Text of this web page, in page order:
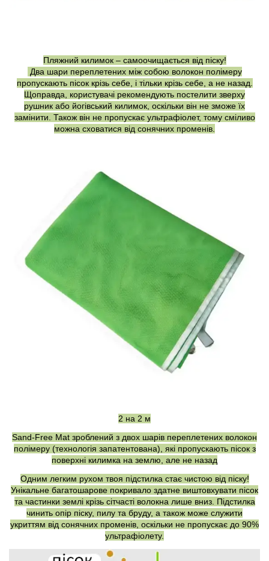
Пляжний килимок – самоочищається від піску!
Два шари переплетених між собою волокон полімеру
пропускають пісок крізь себе, і тільки крізь себе, а не назад.
Щоправда, користувачі рекомендують постелити зверху
рушник або йогівський килимок, оскільки він не зможе їх
замінити. Також він не пропускає ультрафіолет, тому сміливо
можна сховатися від сонячних променів.
2 на 2 м
Sand-Free Mat зроблений з двох шарів переплетених волокон
полімеру (технологія запатентована), які пропускають пісок з
поверхні килимка на землю, але не назад
Одним легким рухом твоя підстилка стає чистою від піску!
Унікальне багатошарове покривало здатне виштовхувати пісок
та частинки землі крізь сітчасті волокна лише вниз. Підстилка
чинить опір піску, пилу та бруду, а також може служити
укриттям від сонячних променів, оскільки не пропускає до 90%
ультрафіолету.